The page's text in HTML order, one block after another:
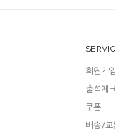
회원가입
출석체
쿠폰
배송/교